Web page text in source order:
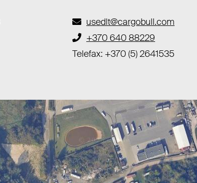
usedlt@cargobull.com
+370 640 88229
Telefax: +370 (5) 2641535